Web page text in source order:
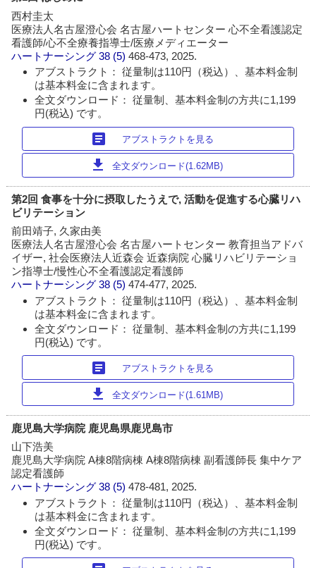
西村圭太
医療法人名古屋澄心会 名古屋ハートセンター 心不全看護認定
看護師/心不全療養指導士/医療メディエーター
ハートナーシング 38 (5)468-473, 2025.
アブストラクト： 従量制は110円（税込）、基本料金制
は基本料金に含まれます。
全文ダウンロード： 従量制、基本料金制の方共に1,199
円(税込) です。
article アブストラクトを見る
download 全文ダウンロード(1.62MB)
第2回 食事を十分に摂取したうえで, 活動を促進する心臓リハ
ビリテーション
前田靖子, 久家由美
医療法人名古屋澄心会 名古屋ハートセンター 教育担当アドバ
イザー, 社会医療法人近森会 近森病院 心臓リハビリテーショ
ン指導士/慢性心不全看護認定看護師
ハートナーシング 38 (5)474-477, 2025.
アブストラクト： 従量制は110円（税込）、基本料金制
は基本料金に含まれます。
全文ダウンロード： 従量制、基本料金制の方共に1,199
円(税込) です。
article アブストラクトを見る
download 全文ダウンロード(1.61MB)
鹿児島大学病院 鹿児島県鹿児島市
山下浩美
鹿児島大学病院 A棟8階病棟 A棟8階病棟 副看護師長 集中ケア
認定看護師
ハートナーシング 38 (5)478-481, 2025.
アブストラクト： 従量制は110円（税込）、基本料金制
は基本料金に含まれます。
全文ダウンロード： 従量制、基本料金制の方共に1,199
円(税込) です。